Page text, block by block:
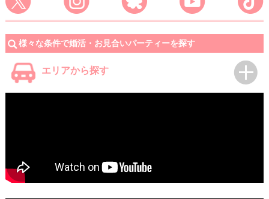
様々な条件で婚活・お見合いパーティーを探す
エリアから探す